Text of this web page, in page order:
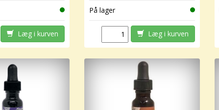
Læg i kurven
På lager
Læg i kurven